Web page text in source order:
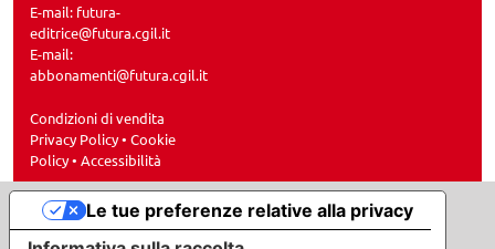
E-mail: futura-
editrice@futura.cgil.it
E-mail:
abbonamenti@futura.cgil.it
Condizioni di vendita
Privacy Policy• Cookie
Policy• Accessibilità
Le tue preferenze relative alla privacy